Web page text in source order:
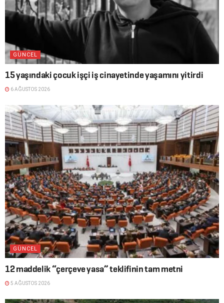
GÜNCEL
15 yaşındaki çocuk işçi iş cinayetinde yaşamını yitirdi
6 AĞUSTOS 2026
GÜNCEL
12 maddelik “çerçeve yasa” teklifinin tam metni
5 AĞUSTOS 2026